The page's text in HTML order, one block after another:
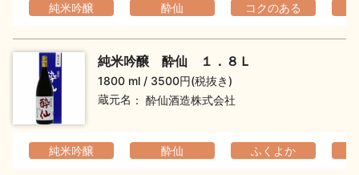
純米吟醸 酔仙 コクのある
純米吟醸 酔仙 １．８Ｌ
1800 ml
3500円(税抜き)
蔵元名
酔仙酒造株式会社
純米吟醸 酔仙 ふくよか